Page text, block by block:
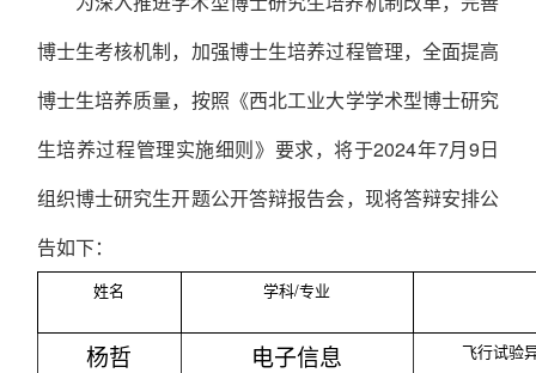
博士生考核机制，加强博士生培养过程管理，全面提高
博士生培养质量，按照《西北工业大学学术型博士研究
生培养过程管理实施细则》要求，将于2024年7月9日
组织博士研究生开题公开答辩报告会，现将答辩安排公
告如下：
姓名 学科/专业
杨哲 电子信息 飞行试验